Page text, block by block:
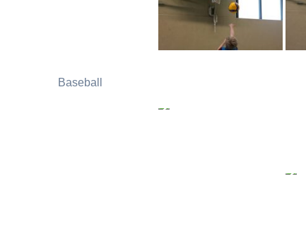
Baseball